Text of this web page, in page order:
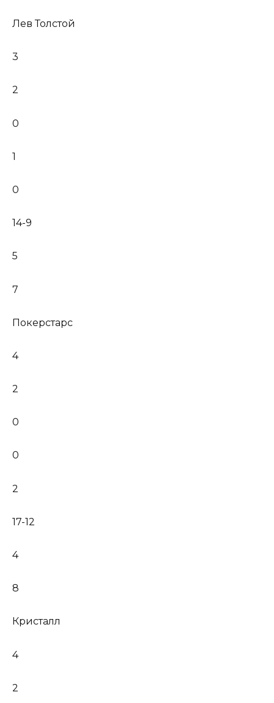
Лев Толстой
3
2
0
1
0
14-9
5
7
Покерстарс
4
2
0
0
2
17-12
4
8
Кристалл
4
2